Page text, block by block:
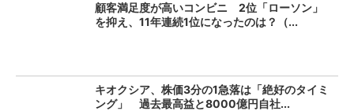
顧客満足度が高いコンビニ 2位「ローソン」
を抑え、11年連続1位になったのは？（...
キオクシア、株価3分の1急落は「絶好のタイミ
ング」 過去最高益と8000億円自社...